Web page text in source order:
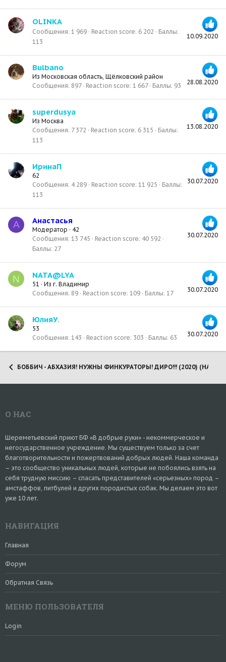
10.09.2020
OLINKA
Сообщения 1 969 Reaction score 6 202
Баллы
113
28.08.2020
Bulbano
Из Московская область, Щёлковский район
Сообщения 897 Reaction score 1 667 Баллы 93
13.08.2020
superdusya
Из Москва
Сообщения 7 372 Reaction score 6 315
Баллы
113
30.07.2020
ИринаП
62
Сообщения 4 289 Reaction score 11 925
Баллы
113
А
30.07.2020
Анастасья
Модератор · 42
Сообщения 13 745 Reaction score 40 592
Баллы 27
N
30.07.2020
NATA@LYA
51 · Из г. Владимир
Сообщения 89 Reaction score 109 Баллы 17
30.07.2020
ЮлияУ.
53
Сообщения 143 Reaction score 303 Баллы 63
БОББИЧ - АБХАЗИЯ! НУЖНЫ ФИНКУРАТОРЫ! ДИРО!!! (2020) (НА
О НАС
Шереметьевский приют БФ «В добрые руки» - некоммерческое и
негосударственное учреждение. Мы существуем только за счет
благотворительности и пожертвований добрых людей. Наша команда
– это сообщество уникальных людей, которые не побоялись взять на
себя трудную миссию – спасать представителей «серьезных» пород –
амстаффов, питбулей и других породистых собак. Мы делаем это вот
уже 10 лет.
НАВИГАЦИЯ
Главная
Форум
Обратная Связь
МЕНЮ ПОЛЬЗОВАТЕЛЯ
Login